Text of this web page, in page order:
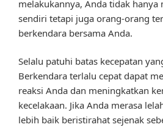
melakukannya, Anda tidak
sendiri tetapi juga orang-orang
berkendara bersama Anda.
Selalu patuhi batas kecepatan
Berkendara terlalu cepat dapat
reaksi Anda dan meningkatkan
kecelakaan. Jika Anda merasa
lebih baik beristirahat sejenak